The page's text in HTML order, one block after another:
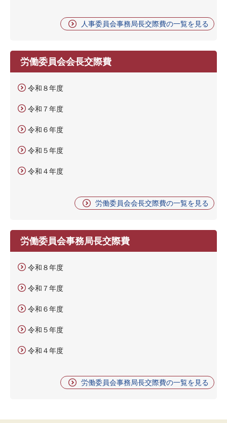
人事委員会事務局長交際費の一覧を見る
労働委員会会長交際費
令和８年度
令和７年度
令和６年度
令和５年度
令和４年度
労働委員会会長交際費の一覧を見る
労働委員会事務局長交際費
令和８年度
令和７年度
令和６年度
令和５年度
令和４年度
労働委員会事務局長交際費の一覧を見る